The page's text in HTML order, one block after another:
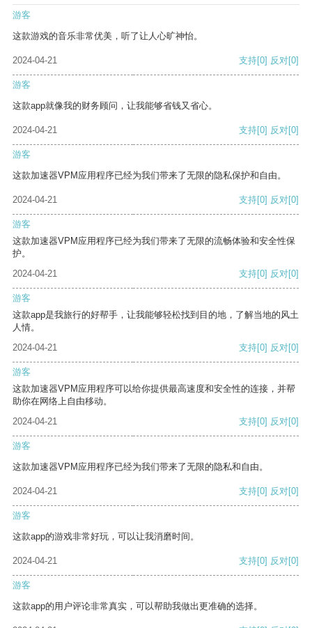
游客
这款游戏的音乐非常优美，听了让人心旷神怡。
2024-04-21 支持[0] 反对[0]
游客
这款app就像我的财务顾问，让我能够省钱又省心。
2024-04-21 支持[0] 反对[0]
游客
这款加速器VPM应用程序已经为我们带来了无限的隐私保护和自由。
2024-04-21 支持[0] 反对[0]
游客
这款加速器VPM应用程序已经为我们带来了无限的流畅体验和安全性保
护。
2024-04-21
支持[0] 反对[0]
游客
这款app是我旅行的好帮手，让我能够轻松找到目的地，了解当地的风土
人情。
2024-04-21
支持[0] 反对[0]
游客
这款加速器VPM应用程序可以给你提供最高速度和安全性的连接，并帮
助你在网络上自由移动。
2024-04-21
支持[0] 反对[0]
游客
这款加速器VPM应用程序已经为我们带来了无限的隐私和自由。
2024-04-21 支持[0] 反对[0]
游客
这款app的游戏非常好玩，可以让我消磨时间。
2024-04-21 支持[0] 反对[0]
游客
这款app的用户评论非常真实，可以帮助我做出更准确的选择。